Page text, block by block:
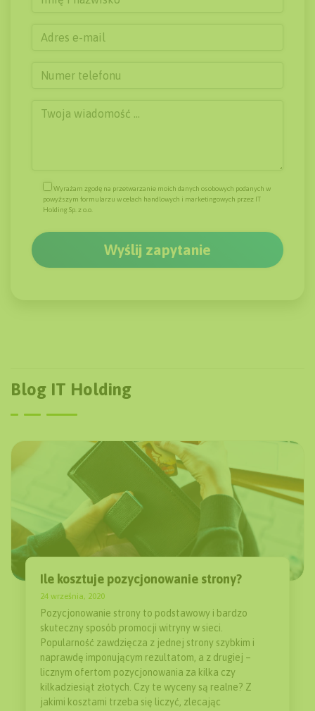
Wyrażam zgodę na przetwarzanie moich danych osobowych podanych w
powyższym formularzu w celach handlowych i marketingowych przez IT
Holding Sp. z o.o.
Blog IT Holding
Ile kosztuje pozycjonowanie strony?
24 września, 2020
Pozycjonowanie strony to podstawowy i bardzo
skuteczny sposób promocji witryny w sieci.
Popularność zawdzięcza z jednej strony szybkim i
naprawdę imponującym rezultatom, a z drugiej –
licznym ofertom pozycjonowania za kilka czy
kilkadziesiąt złotych. Czy te wyceny są realne? Z
jakimi kosztami trzeba się liczyć, zlecając